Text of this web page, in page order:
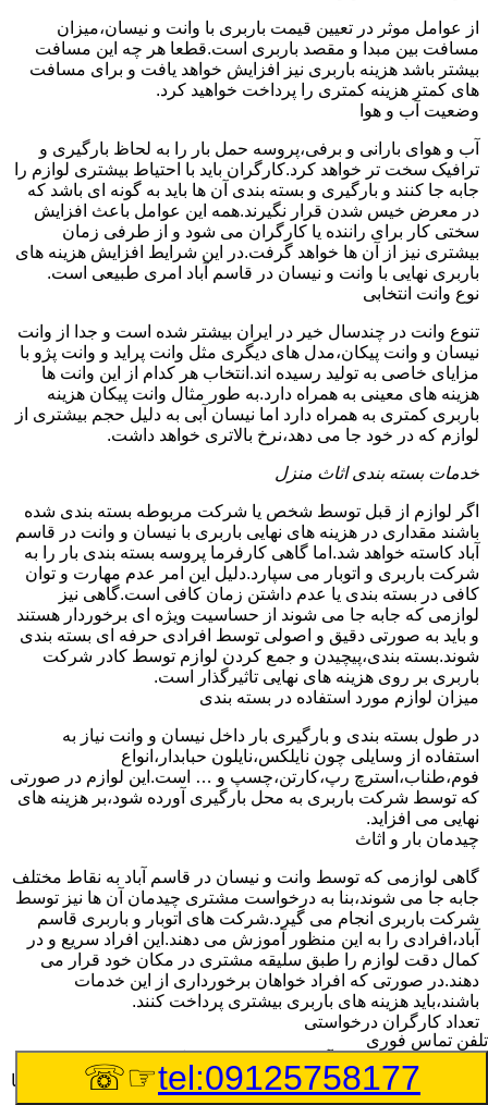
از عوامل موثر در تعیین قیمت باربری با وانت و نیسان،میزان
مسافت بین مبدا و مقصد باربری است.قطعا هر چه این مسافت
بیشتر باشد هزینه باربری نیز افزایش خواهد یافت و برای مسافت
های کمتر هزینه کمتری را پرداخت خواهید کرد.
وضعیت آب و هوا
آب و هوای بارانی و برفی،پروسه حمل بار را به لحاظ بارگیری و
ترافیک سخت تر خواهد کرد.کارگران باید با احتیاط بیشتری لوازم را
جابه جا کنند و بارگیری و بسته بندی آن ها باید به گونه ای باشد که
در معرض خیس شدن قرار نگیرند.همه این عوامل باعث افزایش
سختی کار برای راننده یا کارگران می شود و از طرفی زمان
بیشتری نیز از آن ها خواهد گرفت.در این شرایط افزایش هزینه های
باربری نهایی با وانت و نیسان در قاسم آباد امری طبیعی است.
نوع وانت انتخابی
تنوع وانت در چندسال خیر در ایران بیشتر شده است و جدا از وانت
نیسان و وانت پیکان،مدل های دیگری مثل وانت پراید و وانت پژو با
مزایای خاصی به تولید رسیده اند.انتخاب هر کدام از این وانت ها
هزینه های معینی به همراه دارد.به طور مثال وانت پیکان هزینه
باربری کمتری به همراه دارد اما نیسان آبی به دلیل حجم بیشتری از
لوازم که در خود جا می دهد،نرخ بالاتری خواهد داشت.
خدمات بسته بندی اثاث منزل
اگر لوازم از قبل توسط شخص یا شرکت مربوطه بسته بندی شده
باشند مقداری در هزینه های نهایی باربری با نیسان و وانت در قاسم
آباد کاسته خواهد شد.اما گاهی کارفرما پروسه بسته بندی بار را به
شرکت باربری و اتوبار می سپارد.دلیل این امر عدم مهارت و توان
کافی در بسته بندی یا عدم داشتن زمان کافی است.گاهی نیز
لوازمی که جابه جا می شوند از حساسیت ویژه ای برخوردار هستند
و باید به صورتی دقیق و اصولی توسط افرادی حرفه ای بسته بندی
شوند.بسته بندی،پیچیدن و جمع کردن لوازم توسط کادر شرکت
باربری بر روی هزینه های نهایی تاثیرگذار است.
میزان لوازم مورد استفاده در بسته بندی
در طول بسته بندی و بارگیری بار داخل نیسان و وانت نیاز به
استفاده از وسایلی چون نایلکس،نایلون حبابدار،انواع
فوم،طناب،استرچ رپ،کارتن،چسپ و … است.این لوازم در صورتی
که توسط شرکت باربری به محل بارگیری آورده شود،بر هزینه های
نهایی می افزاید.
چیدمان بار و اثاث
گاهی لوازمی که توسط وانت و نیسان در قاسم آباد به نقاط مختلف
جابه جا می شوند،بنا به درخواست مشتری چیدمان آن ها نیز توسط
شرکت باربری انجام می گیرد.شرکت های اتوبار و باربری قاسم
آباد،افرادی را به این منظور آموزش می دهند.این افراد سریع و در
کمال دقت لوازم را طبق سلیقه مشتری در مکان خود قرار می
دهند.در صورتی که افراد خواهان برخورداری از این خدمات
باشند،باید هزینه های باربری بیشتری پرداخت کنند.
تعداد کارگران درخواستی
اتحادیه باربری قاسم آباد برای هر تعداد کارگر باربری هر ساله نرخ
ثابتی را اعلام خواهد کرد.مشتری هنگام مراجعه به شرکت باربری با
توجه به تعداد لوازمی که باید جابه جا شوند،تعداد کارگر مورد نیاز را
تلفن تماس فوری
tel:09125758177
☞☏